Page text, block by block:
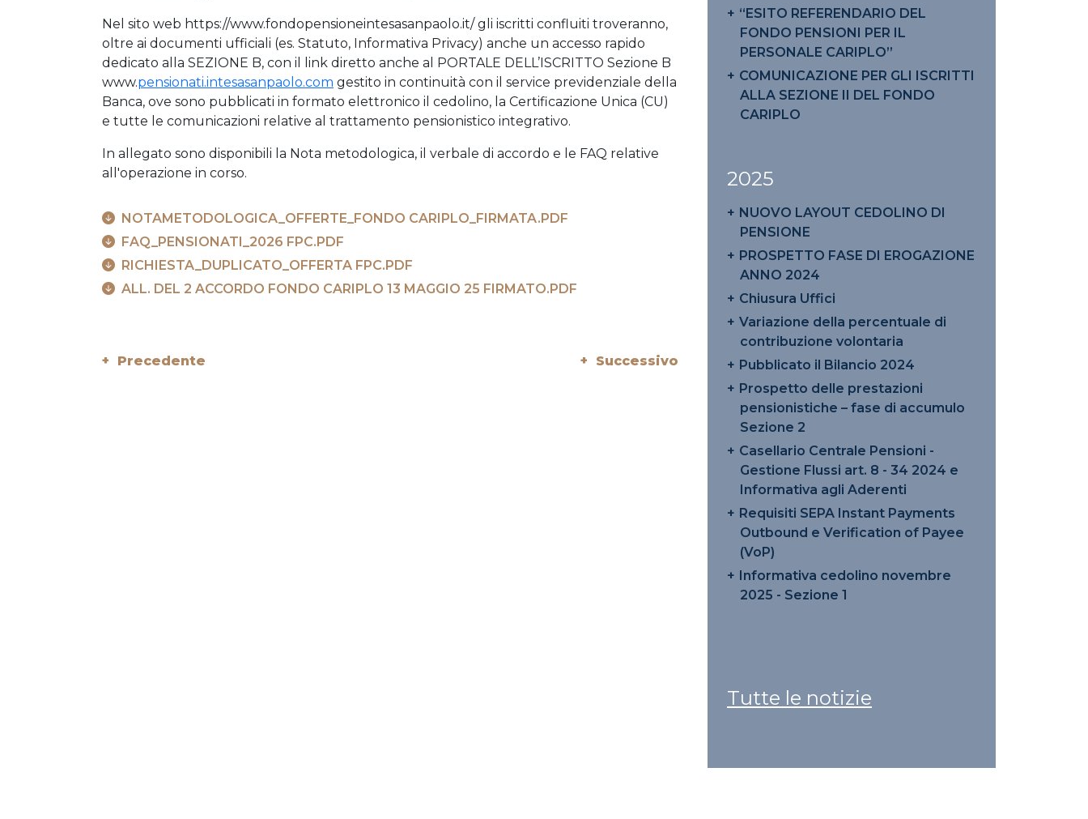
Nel sito web https://www.fondopensioneintesasanpaolo.it/ gli iscritti confluiti troveranno,
oltre ai documenti ufficiali (es. Statuto, Informativa Privacy) anche un accesso rapido
dedicato alla SEZIONE B, con il link diretto anche al PORTALE DELL’ISCRITTO Sezione B
www.pensionati.intesasanpaolo.com gestito in continuità con il service previdenziale della
Banca, ove sono pubblicati in formato elettronico il cedolino, la Certificazione Unica (CU)
e tutte le comunicazioni relative al trattamento pensionistico integrativo.
In allegato sono disponibili la Nota metodologica, il verbale di accordo e le FAQ relative
all'operazione in corso.
NOTAMETODOLOGICA_OFFERTE_FONDO CARIPLO_FIRMATA.PDF
FAQ_PENSIONATI_2026 FPC.PDF
RICHIESTA_DUPLICATO_OFFERTA FPC.PDF
ALL. DEL 2 ACCORDO FONDO CARIPLO 13 MAGGIO 25 FIRMATO.PDF
+ Precedente + Successivo
“ESITO REFERENDARIO DEL
FONDO PENSIONI PER IL
PERSONALE CARIPLO”
COMUNICAZIONE PER GLI ISCRITTI
ALLA SEZIONE II DEL FONDO
CARIPLO
2025
NUOVO LAYOUT CEDOLINO DI
PENSIONE
PROSPETTO FASE DI EROGAZIONE
ANNO 2024
Chiusura Uffici
Variazione della percentuale di
contribuzione volontaria
Pubblicato il Bilancio 2024
Prospetto delle prestazioni
pensionistiche – fase di accumulo
Sezione 2
Casellario Centrale Pensioni -
Gestione Flussi art. 8 - 34 2024 e
Informativa agli Aderenti
Requisiti SEPA Instant Payments
Outbound e Verification of Payee
(VoP)
Informativa cedolino novembre
2025 - Sezione 1
Tutte le notizie